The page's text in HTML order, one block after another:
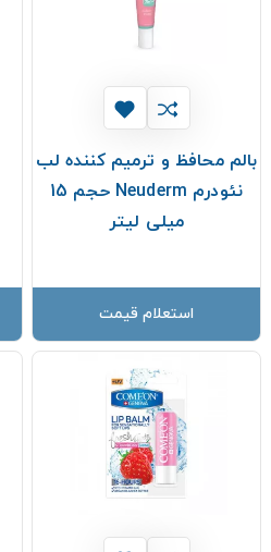
بالم محافظ و ترمیم کننده لب
نئودرم Neuderm حجم 15
میلی لیتر
استعلام قیمت